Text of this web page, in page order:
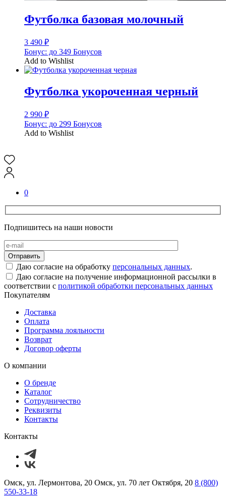
Футболка базовая молочный
3 490 ₽
Бонус: до 349 Бонусов
Add to Wishlist
Футболка укороченная черный
2 990 ₽
Бонус: до 299 Бонусов
Add to Wishlist
0
Подпишитесь на наши новости
Даю согласие на обработку персональных данных.
Даю согласие на получение информационной рассылки в
соответствии с политикой обработки персональных данных
Покупателям
Доставка
Оплата
Программа лояльности
Возврат
Договор оферты
О компании
О бренде
Каталог
Сотрудничество
Реквизиты
Контакты
Контакты
Омск, ул. Лермонтова, 20 Омск, ул. 70 лет Октября, 20 8 (800)
550-33-18